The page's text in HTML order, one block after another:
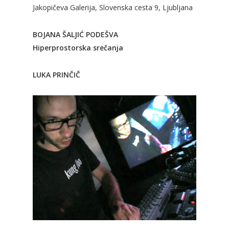
Jakopičeva Galerija, Slovenska cesta 9, Ljubljana
BOJANA ŠALJIĆ PODEŠVA
Hiperprostorska srečanja
LUKA PRINČIČ